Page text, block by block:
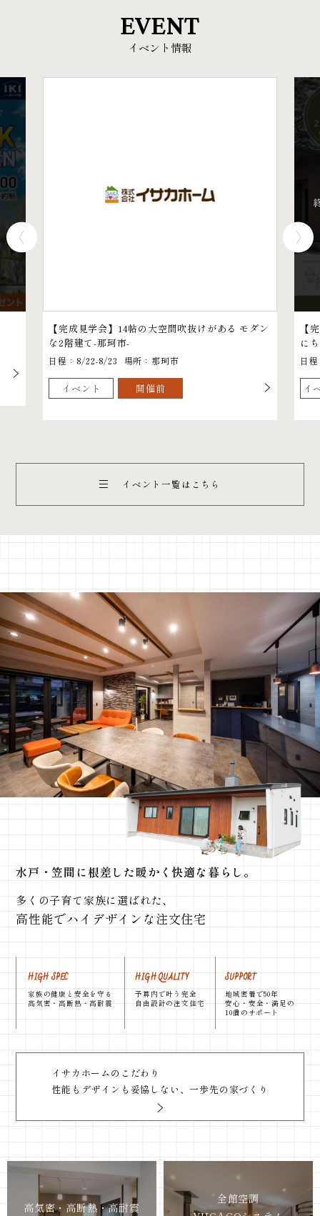
EVENT
イベント情報
【完成見学会】14帖の大空間吹抜けがある モダン
な2階建て-那珂市-
日程：8/22-8/23 場所：那珂市
イベント 開催前
【
に
日
イ
イベント一覧はこちら
水戸・笠間に根差した暖かく快適な暮らし。
多くの子育て家族に選ばれた、
高性能でハイデザインな注文住宅
HIGH SPEC
家族の健康と安全を守る
高気密・高断熱・高耐震
HIGH QUALITY
予算内で叶う完全
自由設計の注文住宅
SUPPORT
地域密着で50年
安心・安全・満足の
10個のサポート
イサカホームのこだわり
性能もデザインも妥協しない、一歩先の家づくり
高気密・高断熱・高耐震
全館空調